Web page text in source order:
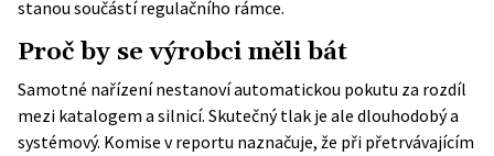
stanou součástí regulačního rámce.
Proč by se výrobci měli bát
Samotné nařízení nestanoví automatickou pokutu za rozdíl
mezi katalogem a silnicí. Skutečný tlak je ale dlouhodobý a
systémový. Komise v reportu naznačuje, že při přetrvávajícím